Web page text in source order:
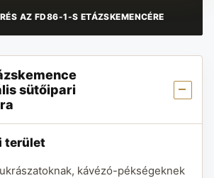
AZ FD86-1-S ETÁZSKEMENCÉRE
sütőipari
terület
kávézó-pékségeknek